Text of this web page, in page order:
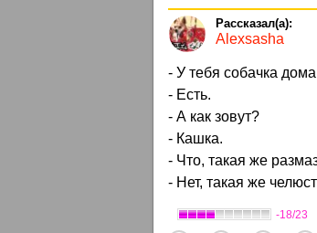
Alexsasha
- У тебя собачка
- Есть.
- А как зовут?
- Кашка.
- Что, такая же
- Нет, такая же
-18/23